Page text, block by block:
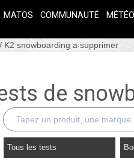
MATOS COMMUNAUTÉ MÉTÉO
K2 snowboarding a supprimer
de
Tous les tests